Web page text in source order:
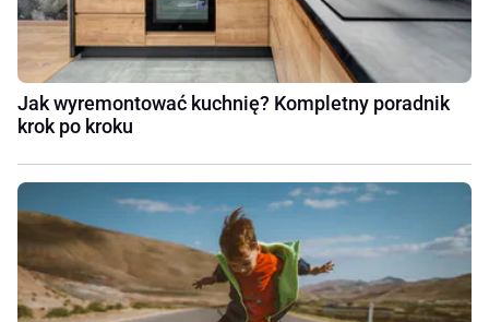
Jak wyremontować kuchnię? Kompletny poradnik
krok po kroku